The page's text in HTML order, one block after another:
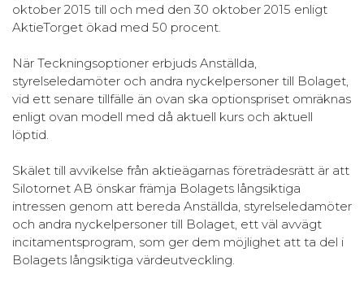
oktober 2015 till och med den 30 oktober 2015 enligt
AktieTorget ökad med 50 procent.
När Teckningsoptioner erbjuds Anställda,
styrelseledamöter och andra nyckelpersoner till Bolaget,
vid ett senare tillfälle än ovan ska optionspriset omräknas
enligt ovan modell med då aktuell kurs och aktuell
löptid.
Skälet till avvikelse från aktieägarnas företrädesrätt är att
Silotornet AB önskar främja Bolagets långsiktiga
intressen genom att bereda Anställda, styrelseledamöter
och andra nyckelpersoner till Bolaget, ett väl avvägt
incitamentsprogram, som ger dem möjlighet att ta del i
Bolagets långsiktiga värdeutveckling.